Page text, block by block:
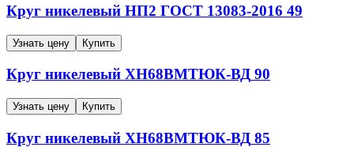
Круг никелевый НП2 ГОСТ 13083-2016 49
Узнать цену Купить
Круг никелевый ХН68ВМТЮК-ВД 90
Узнать цену Купить
Круг никелевый ХН68ВМТЮК-ВД 85